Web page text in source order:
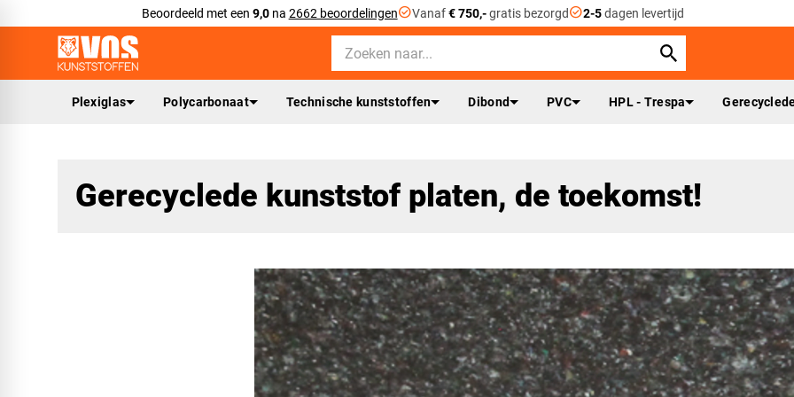
Beoordeeld met een 9,0na 2662 beoordelingencheck_circleVanaf€ 750,-gratis bezorgdcheck_circle2-5dagen levertijd
Plexiglas Polycarbonaat Technische kunststoffen Dibond PVC HPL - Trespa
Gerecyclede kunststof platen, de toekomst!